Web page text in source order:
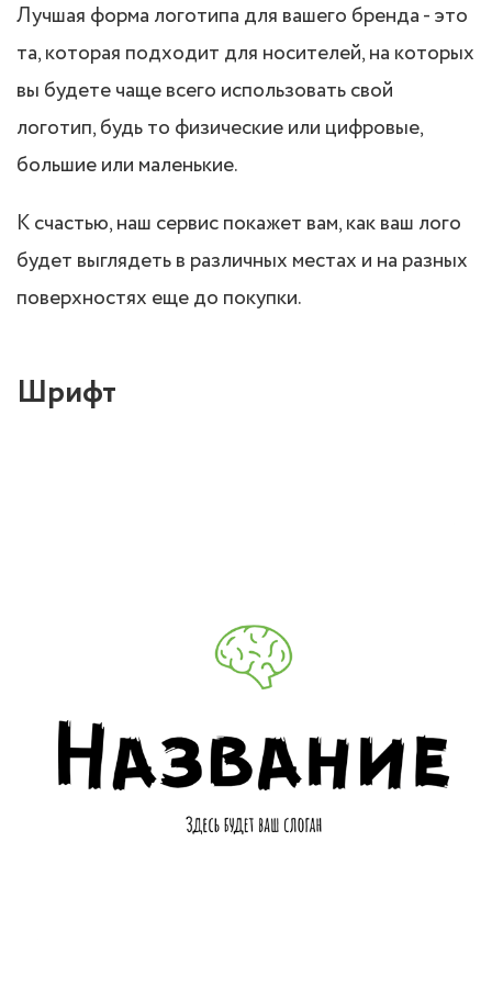
Лучшая форма логотипа для вашего бренда - это
та, которая подходит для носителей, на которых
вы будете чаще всего использовать свой
логотип, будь то физические или цифровые,
большие или маленькие.
К счастью, наш сервис покажет вам, как ваш лого
будет выглядеть в различных местах и на разных
поверхностях еще до покупки.
Шрифт